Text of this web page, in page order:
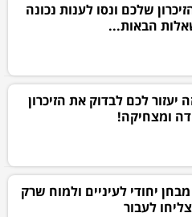
שלכם ונסו לענות נכונה
יעזור לכם לבדוק את הזיכרון
ומצחיקה!
יחודי לעיניים ולמוח שרק
לעבור